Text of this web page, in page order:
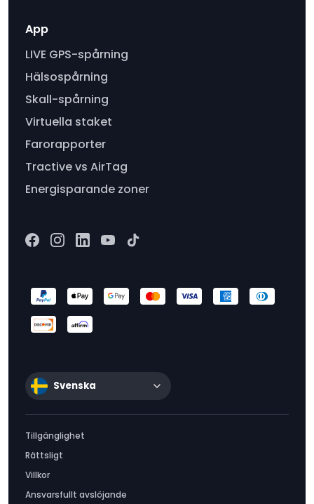
App
LIVE GPS-spårning
Hälsospårning
Skall-spårning
Virtuella staket
Farorapporter
Tractive vs AirTag
Energisparande zoner
Svenska
Tillgänglighet
Rättsligt
Villkor
Ansvarsfullt avslöjande